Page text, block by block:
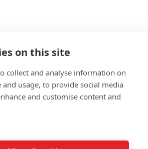
on this site
collect and analyse information on
usage, to provide social media
and customise content and